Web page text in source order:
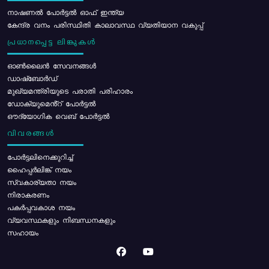
നാഷണൽ പോർട്ടൽ ഓഫ് ഇന്ത്യ
കേന്ദ്ര വനം പരിസ്ഥിതി കാലാവസ്ഥ വ്യതിയാന വകുപ്പ്
പ്രധാനപ്പെട്ട ലിങ്കുകൾ
ഓൺലൈൻ സേവനങ്ങൾ
ഡാഷ്ബോർഡ്
മുഖ്യമന്ത്രിയുടെ പരാതി പരിഹാരം
ഡോക്യുമെൻ്റ് പോർട്ടൽ
ഔദ്യോഗിക വെബ് പോർട്ടൽ
വിവരങ്ങൾ
പോര്‍ട്ടലിനെക്കുറിച്ച്
ഹൈപ്പർലിങ്ക് നയം
സ്വകാര്യതാ നയം
നിരാകരണം
പകർപ്പവകാശ നയം
വ്യവസ്ഥകളും നിബന്ധനകളും
സഹായം